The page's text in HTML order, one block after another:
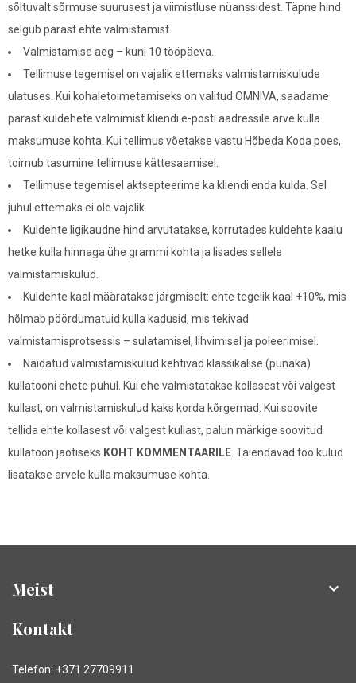
sõltuvalt sõrmuse suurusest ja viimistluse nüanssidest. Täpne hind
selgub pärast ehte valmistamist.
Valmistamise aeg – kuni 10 tööpäeva.
Tellimuse tegemisel on vajalik ettemaks valmistamiskulude
ulatuses. Kui kohaletoimetamiseks on valitud OMNIVA, saadame
pärast kuldehete valmimist kliendi e-posti aadressile arve kulla
maksumuse kohta. Kui tellimus võetakse vastu Hõbeda Koda poes,
toimub tasumine tellimuse kättesaamisel.
Tellimuse tegemisel aktsepteerime ka kliendi enda kulda. Sel
juhul ettemaks ei ole vajalik.
Kuldehte ligikaudne hind arvutatakse, korrutades kuldehte kaalu
hetke kulla hinnaga ühe grammi kohta ja lisades sellele
valmistamiskulud.
Kuldehte kaal määratakse järgmiselt: ehte tegelik kaal +10%, mis
hõlmab pöördumatuid kulla kadusid, mis tekivad
valmistamisprotsessis – sulatamisel, lihvimisel ja poleerimisel.
Näidatud valmistamiskulud kehtivad klassikalise (punaka)
kullatooni ehete puhul. Kui ehe valmistatakse kollasest või valgest
kullast, on valmistamiskulud kaks korda kõrgemad. Kui soovite
tellida ehte kollasest või valgest kullast, palun märkige soovitud
kullatoon jaotiseks KOHT KOMMENTAARILE. Täiendavad töö kulud
lisatakse arvele kulla maksumuse kohta.
Meist 
Kontakt
Telefon: +371 27709911